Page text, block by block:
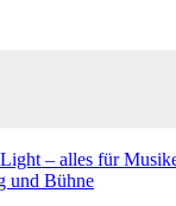
– alles für
und Bühne